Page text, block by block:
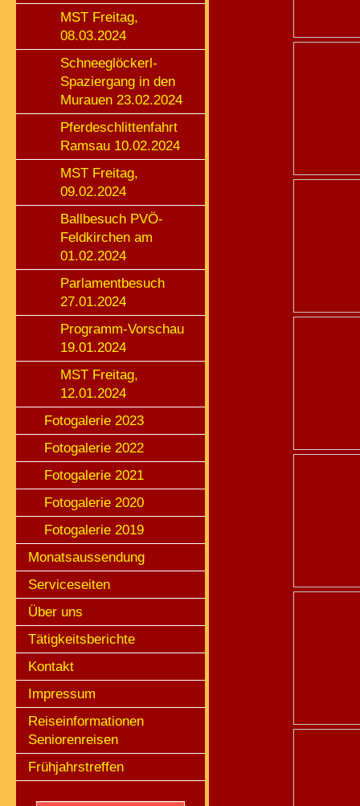
MST Freitag,
08.03.2024
Schneeglöckerl-
Spaziergang in den
Murauen 23.02.2024
Pferdeschlittenfahrt
Ramsau 10.02.2024
MST Freitag,
09.02.2024
Ballbesuch PVÖ-
Feldkirchen am
01.02.2024
Parlamentbesuch
27.01.2024
Programm-Vorschau
19.01.2024
MST Freitag,
12.01.2024
Fotogalerie 2023
Fotogalerie 2022
Fotogalerie 2021
Fotogalerie 2020
Fotogalerie 2019
Monatsaussendung
Serviceseiten
Über uns
Tätigkeitsberichte
Kontakt
Impressum
Reiseinformationen
Seniorenreisen
Frühjahrstreffen